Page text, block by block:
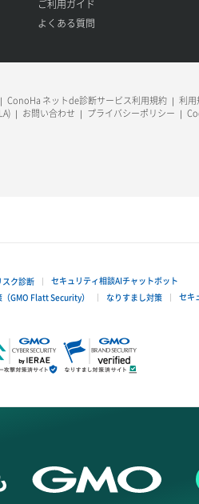
ご利用ガイド
よくある質問
ConoHa ネットde診断サービス利用規約 利用
お問い合わせ プライバシーポリシー
ク診断
セキュリティ相談AIチャットボット
GMO Flatt Security） なりすまし対策 セキ